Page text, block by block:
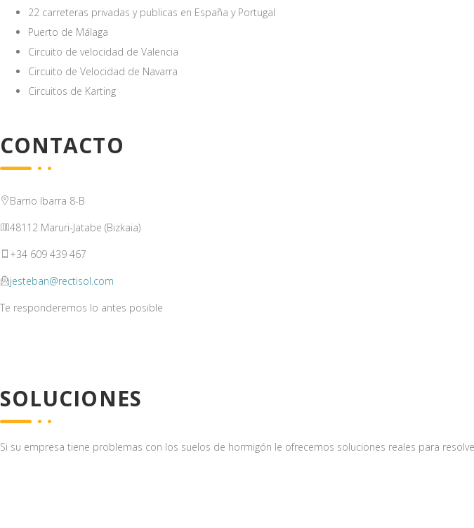
22 carreteras privadas y publicas en España y Portugal
Puerto de Málaga
Circuito de velocidad de Valencia
Circuito de Velocidad de Navarra
Circuitos de Karting
CONTACTO
Barrio Ibarra 8-B
48112 Maruri-Jatabe (Bizkaia)
+34 609 439 467
jesteban@rectisol.com
Te responderemos lo antes posible
SOLUCIONES
Si su empresa tiene problemas con los suelos de hormigón le ofrecemos soluciones reales para